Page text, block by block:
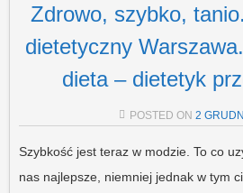
Zdrowo, szybko,
dietetyczny
dieta – dietetyk
POSTED ON 2
Szybkość jest teraz w modzie. To co
nas najlepsze, niemniej jednak w tym